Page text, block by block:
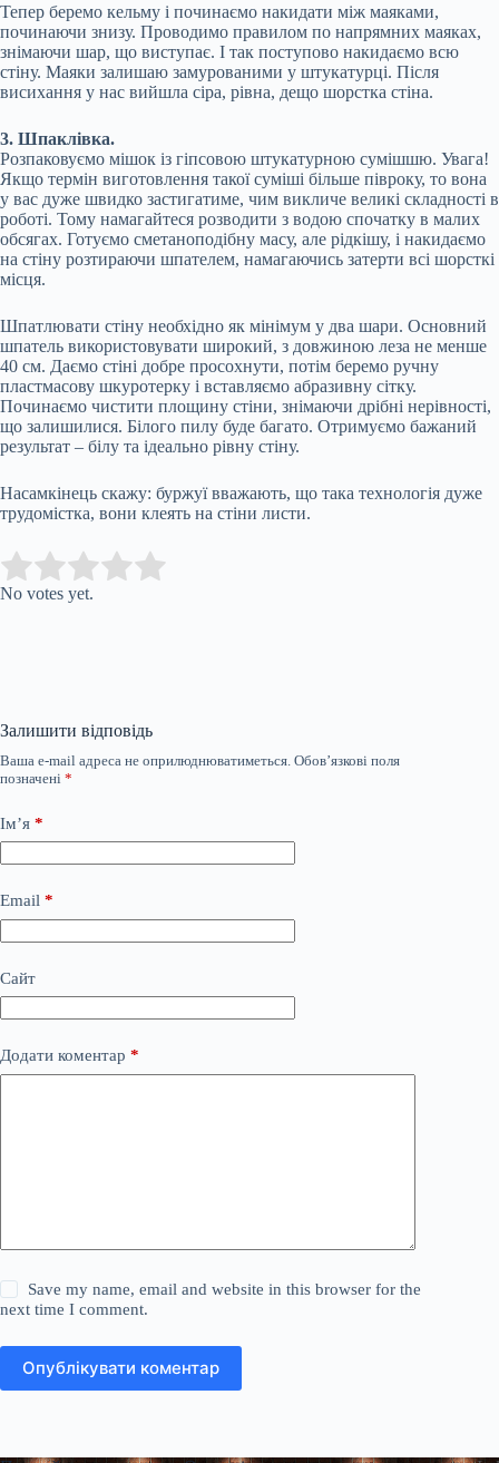
Тепер беремо кельму і починаємо накидати між маяками,
починаючи знизу. Проводимо правилом по напрямних маяках,
знімаючи шар, що виступає. І так поступово накидаємо всю
стіну. Маяки залишаю замурованими у штукатурці. Після
висихання у нас вийшла сіра, рівна, дещо шорстка стіна.
3. Шпаклівка.
Розпаковуємо мішок із гіпсовою штукатурною сумішшю. Увага!
Якщо термін виготовлення такої суміші більше півроку, то вона
у вас дуже швидко застигатиме, чим викличе великі складності в
роботі. Тому намагайтеся розводити з водою спочатку в малих
обсягах. Готуємо сметаноподібну масу, але рідкішу, і накидаємо
на стіну розтираючи шпателем, намагаючись затерти всі шорсткі
місця.
Шпатлювати стіну необхідно як мінімум у два шари. Основний
шпатель використовувати широкий, з довжиною леза не менше
40 см. Даємо стіні добре просохнути, потім беремо ручну
пластмасову шкуротерку і вставляємо абразивну сітку.
Починаємо чистити площину стіни, знімаючи дрібні нерівності,
що залишилися. Білого пилу буде багато. Отримуємо бажаний
результат – білу та ідеально рівну стіну.
Насамкінець скажу: буржуї вважають, що така технологія дуже
трудомістка, вони клеять на стіни листи.
Rate this item:
No votes yet.
Залишити відповідь
Ваша e-mail адреса не оприлюднюватиметься. Обов’язкові поля
позначені *
Ім’я *
Email *
Сайт
Додати коментар *
Save my name, email and website in this browser for the
next time I comment.
Опублікувати коментар